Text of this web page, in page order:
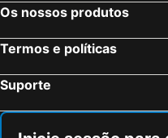
Os nossos produtos
Termos e políticas
Suporte